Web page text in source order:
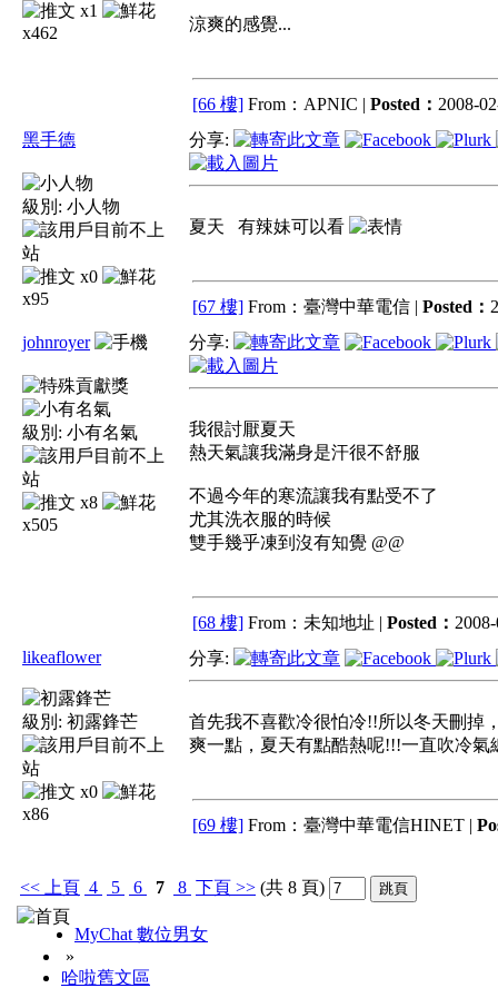
x1
x462
涼爽的感覺...
[66 樓] From：APNIC | Posted： 2008-
黑手德
級別: 小人物
x0
x95
分享:
夏天 有辣妹可以看
[67 樓] From：臺灣中華電信 | Posted：
johnroyer
級別: 小有名氣
x8
x505
分享:
我很討厭夏天
熱天氣讓我滿身是汗很不舒服
不過今年的寒流讓我有點受不了
尤其洗衣服的時候
雙手幾乎凍到沒有知覺 @@
[68 樓] From：未知地址 | Posted：
likeaflower
級別: 初露鋒芒
x0
x86
分享:
首先我不喜歡冷很怕冷!!所以冬天刪掉
爽一點，夏天有點酷熱呢!!!一直吹冷
[69 樓] From：臺灣中華電信HINET |
<< 上頁 4 5 6 7 8 下頁 >> (共 8 頁)
MyChat 數位男女
»
哈啦舊文區